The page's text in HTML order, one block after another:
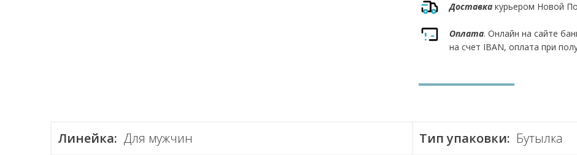
Доставка курьером Новой
Оплата. Онлайн на сайте
на счет IBAN, оплата при
Линейка: Для мужчин Тип упаковки: Бутылка